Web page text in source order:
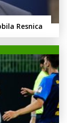
Resnica